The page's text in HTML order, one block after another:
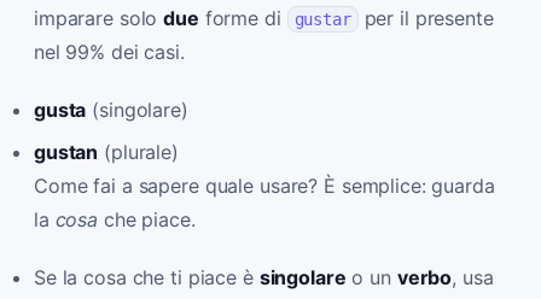
imparare solodue forme di gustar per il presente
nel 99% dei casi.
gusta (singolare)
gustan (plurale)
Come fai a sapere quale usare? È semplice: guarda
la cosa che piace.
Se la cosa che ti piace è singolare o un verbo, usa